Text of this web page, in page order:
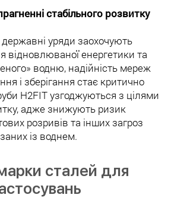
стабільного розвитку
державні уряди заохочують
відновлюваної енергетики та
водню, надійність мереж
і зберігання стає критично
H2FIT узгоджуються з цілями
адже знижують ризик
розривів та інших загроз
із воднем.
сталей для